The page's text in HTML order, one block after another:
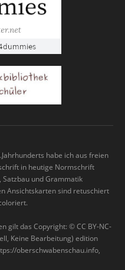
habe ich aus freien
in heutige Normschrift
und Grammatik
Ansichtskarten sind retuschiert
gilt das Copyright: © CC BY-NC-
Keine Bearbeitung) edition
oberschwabenschau.info,